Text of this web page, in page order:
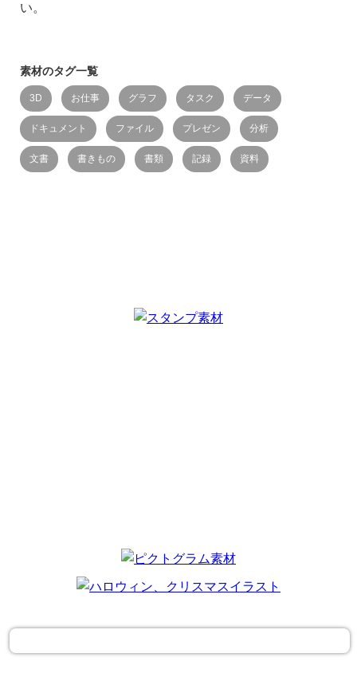
い。
素材のタグ一覧
3D お仕事 グラフ タスク データ
ドキュメント ファイル プレゼン 分析
文書 書きもの 書類 記録 資料